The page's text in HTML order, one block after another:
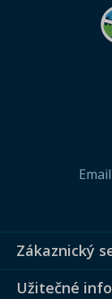
Zákaznický
Užitečné